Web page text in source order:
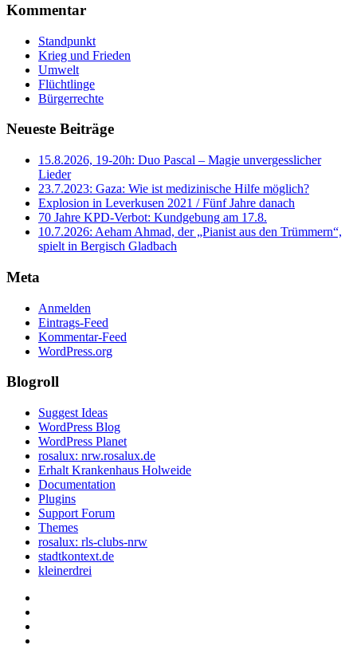
Kommentar
Standpunkt
Krieg und Frieden
Umwelt
Flüchtlinge
Bürgerrechte
Neueste Beiträge
15.8.2026, 19-20h: Duo Pascal – Magie unvergesslicher
Lieder
23.7.2023: Gaza: Wie ist medizinische Hilfe möglich?
Explosion in Leverkusen 2021 / Fünf Jahre danach
70 Jahre KPD‑Verbot: Kundgebung am 17.8.
10.7.2026: Aeham Ahmad, der „Pianist aus den Trümmern“,
spielt in Bergisch Gladbach
Meta
Anmelden
Eintrags-Feed
Kommentar-Feed
WordPress.org
Blogroll
Suggest Ideas
WordPress Blog
WordPress Planet
rosalux: nrw.rosalux.de
Erhalt Krankenhaus Holweide
Documentation
Plugins
Support Forum
Themes
rosalux: rls-clubs-nrw
stadtkontext.de
kleinerdrei